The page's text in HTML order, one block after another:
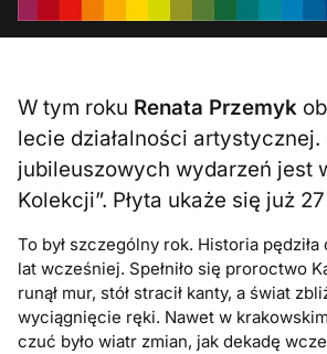
W tym roku Renata Przemyk
lecie działalności artystycznej.
jubileuszowych wydarzeń jest
Kolekcji”. Płyta ukaże się już
To był szczególny rok. Historia
lat wcześniej. Spełniło się proroctwo
runął mur, stół stracił kanty, a świat
wyciągnięcie ręki. Nawet w
czuć było wiatr zmian, jak dekadę